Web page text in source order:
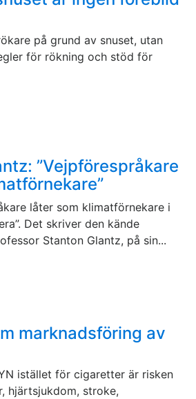
på grund av snuset, utan
för rökning och stöd för
”Vejpförespråkare
låter som klimatförnekare i
Det skriver den kände
Stanton Glantz, på sin...
marknadsföring av
istället för cigaretter är risken
hjärtsjukdom, stroke,